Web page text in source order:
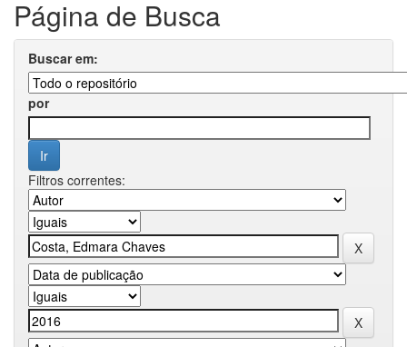
Página de Busca
Buscar em:
por
Filtros correntes: